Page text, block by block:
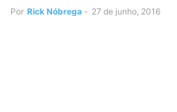
Por Rick Nóbrega - 27 de junho, 2016